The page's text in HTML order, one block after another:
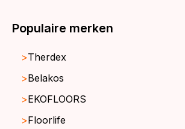
Populaire merken
Therdex
Belakos
EKOFLOORS
Floorlife